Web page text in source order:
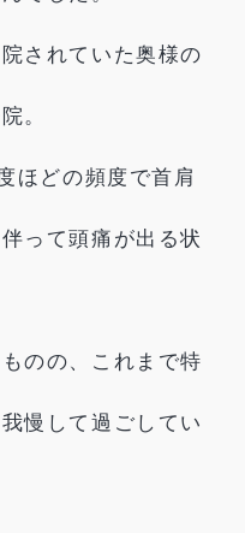
されていた奥様の
。
ほどの頻度で首肩
って頭痛が出る状
のの、これまで特
慢して過ごしてい